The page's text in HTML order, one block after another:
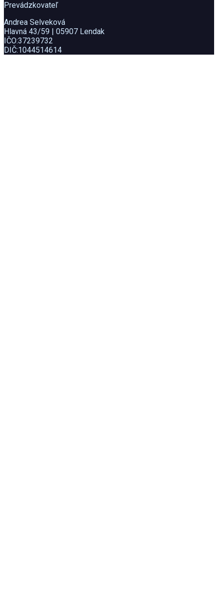
Prevádzkovateľ
Andrea Selveková
Hlavná 43/59 | 05907 Lendak
IČO:37239732
DIČ:1044514614